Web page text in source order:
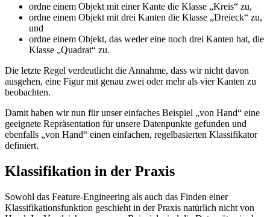
ordne einem Objekt mit einer Kante die Klasse „Kreis“ zu,
ordne einem Objekt mit drei Kanten die Klasse „Dreieck“ zu,
und
ordne einem Objekt, das weder eine noch drei Kanten hat, die
Klasse „Quadrat“ zu.
Die letzte Regel verdeutlicht die Annahme, dass wir nicht davon
ausgehen, eine Figur mit genau zwei oder mehr als vier Kanten zu
beobachten.
Damit haben wir nun für unser einfaches Beispiel „von Hand“ eine
geeignete Repräsentation für unsere Datenpunkte gefunden und
ebenfalls „von Hand“ einen einfachen, regelbasierten Klassifikator
definiert.
Klassifikation in der Praxis
Sowohl das Feature-Engineering als auch das Finden einer
Klassifikationsfunktion geschieht in der Praxis natürlich nicht von